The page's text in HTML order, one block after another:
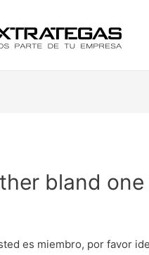
bland one
es miembro, por favor